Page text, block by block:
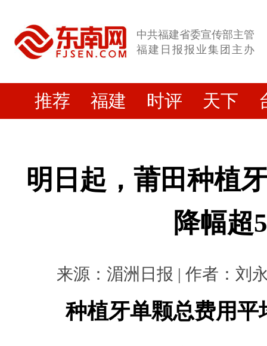
中共福建省委宣传部主管
福建日报报业集团主办
推荐 福建 时评 天下
明日起，莆田种植
降幅超
来源：湄洲日报 | 作者：刘
种植牙单颗总费用平